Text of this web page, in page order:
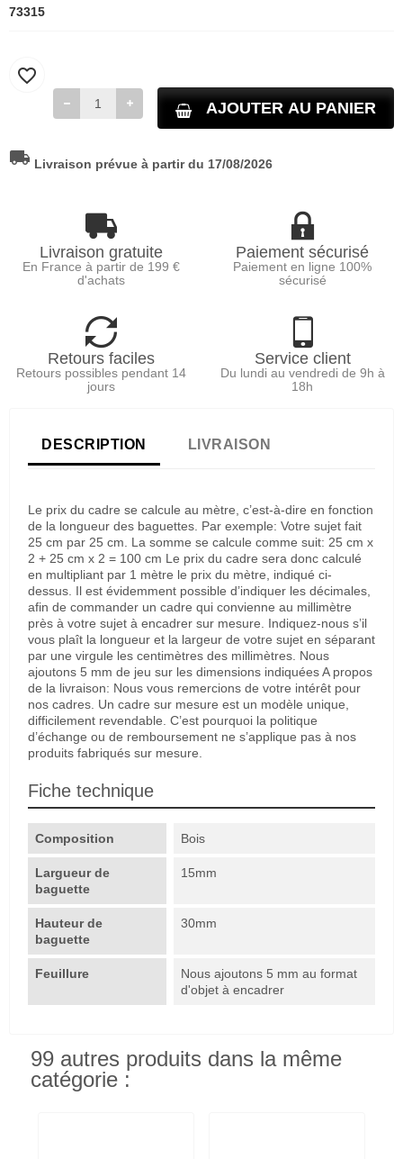
73315
AJOUTER AU PANIER
favorite_border
local_shipping Livraison prévue à partir du 17/08/2026
Livraison gratuite
En France à partir de 199 €
d'achats
Paiement sécurisé
Paiement en ligne 100%
sécurisé
Retours faciles
Retours possibles pendant 14
jours
Service client
Du lundi au vendredi de 9h à
18h
DESCRIPTION LIVRAISON
Le prix du cadre se calcule au mètre, c’est-à-dire en fonction
de la longueur des baguettes. Par exemple: Votre sujet fait
25 cm par 25 cm. La somme se calcule comme suit: 25 cm x
2 + 25 cm x 2 = 100 cm Le prix du cadre sera donc calculé
en multipliant par 1 mètre le prix du mètre, indiqué ci-
dessus. Il est évidemment possible d’indiquer les décimales,
afin de commander un cadre qui convienne au millimètre
près à votre sujet à encadrer sur mesure. Indiquez-nous s’il
vous plaît la longueur et la largeur de votre sujet en séparant
par une virgule les centimètres des millimètres. Nous
ajoutons 5 mm de jeu sur les dimensions indiquées A propos
de la livraison: Nous vous remercions de votre intérêt pour
nos cadres. Un cadre sur mesure est un modèle unique,
difficilement revendable. C’est pourquoi la politique
d’échange ou de remboursement ne s’applique pas à nos
produits fabriqués sur mesure.
Fiche technique
Composition Bois
Largueur de
baguette
15mm
Hauteur de
baguette
30mm
Feuillure
Nous ajoutons 5 mm au format
d'objet à encadrer
99 autres produits dans la même
catégorie :